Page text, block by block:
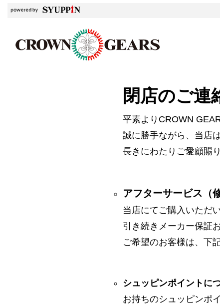
閉店のご連
平素よりCROWN
誠に勝手ながら、当店
長きにわたりご愛顧賜
アフターサービス（
当店にてご購入いただ
引き続きメーカー保証
ご希望のお客様は、下
シュッピンポイントに
お持ちのシュッピンポ